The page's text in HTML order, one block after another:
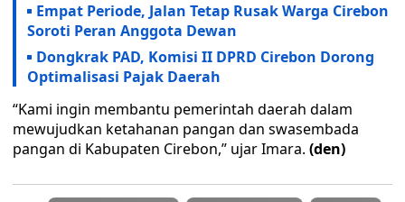
Empat Periode, Jalan Tetap Rusak Warga Cirebon
Soroti Peran Anggota Dewan
Dongkrak PAD, Komisi II DPRD Cirebon Dorong
Optimalisasi Pajak Daerah
“Kami ingin membantu pemerintah daerah dalam
mewujudkan ketahanan pangan dan swasembada
pangan di Kabupaten Cirebon,” ujar Imara. (den)